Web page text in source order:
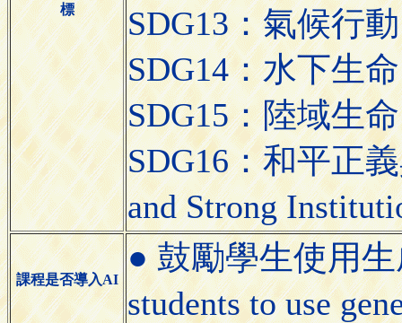
標
SDG13：氣候行
SDG14：水下生
SDG15：陸域生
SDG16：和平正
and Strong
課程是否導入AI
● 鼓勵學生使用生
students to use